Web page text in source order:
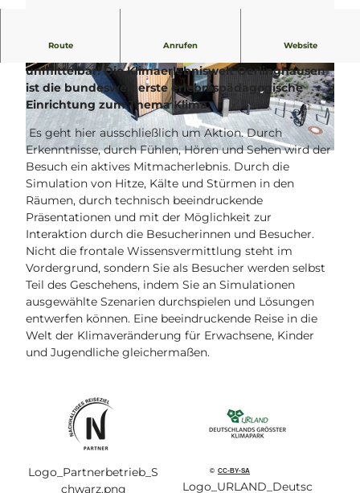
K
E
W
_
A
u
ß
e
n
a
n
s
i
o
© Teutoburger Wald Tourismus, D. Ketz © Teutoburger Wald Tourismus, D. Ketz
Route Anrufen Website
unmittelbar! Die Klimaerlebniswelt Oerlinghausen
ist die bundesweit erste erlebnispädagogische
Einrichtung zum Thema Klima.
Es geht hier ausschließlich um Aktion. Durch
Erkenntnisse, durch Fühlen, Hören und Sehen wird der
Besuch ein aktives Mitmacherlebnis. Durch die
Simulation von Hitze, Kälte und Stürmen in den
Räumen, durch technisch beeindruckende
Präsentationen und mit der Möglichkeit zur
Interaktion durch die Besucherinnen und Besucher.
Nicht die frontale Wissensvermittlung steht im
Vordergrund, sondern Sie als Besucher werden selbst
Teil des Geschehens, indem Sie an Simulationen
ausgewählte Szenarien durchspielen und Lösungen
entwerfen können. Eine beeindruckende Reise in die
Welt der Klimaveränderung für Erwachsene, Kinder
und Jugendliche gleichermaßen.
Logo_Partnerbetrieb_S
chwarz.png
© CC-BY-SA
Logo_URLAND_Deutsc